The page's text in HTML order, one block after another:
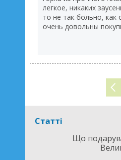
легкое, никаких
то не так больно, как
очень довольны
Статті
Що